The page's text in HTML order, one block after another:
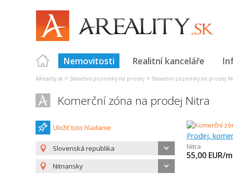
Nemovitosti Realitní kanceláře
AReality.sk > Stavební pozemky na prodej > Stavební pozemky na prodej
Komerční zóna na prodej Nitra
Uložiť toto hladanie
Slovenská republika
Nitriansky
Prodej,
Nitra
55,00 EUR/m